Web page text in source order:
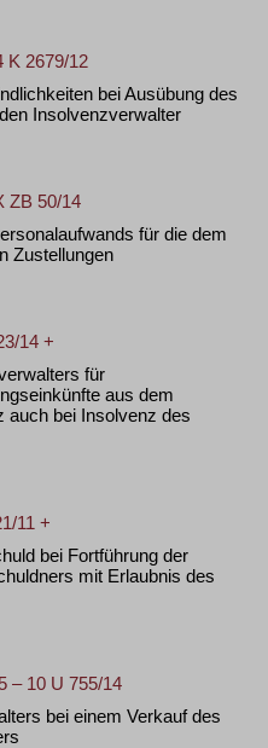
K 2679/12
bei Ausübung des
Insolvenzverwalter
ZB 50/14
für die dem
Zustellungen
14 +
für
aus dem
auch bei Insolvenz des
11 +
bei Fortführung der
mit Erlaubnis des
– 10 U 755/14
bei einem Verkauf des